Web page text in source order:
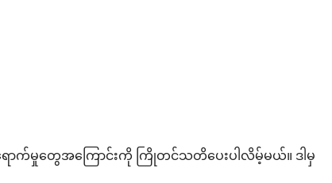
ရောက်မှုတွေအကြောင်းကို ကြိုတင်သတိပေးပါလိမ့်မယ်။ ဒါမှ